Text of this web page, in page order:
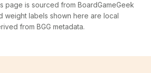
page is sourced from BoardGameGeek
weight labels shown here are local
from BGG metadata.